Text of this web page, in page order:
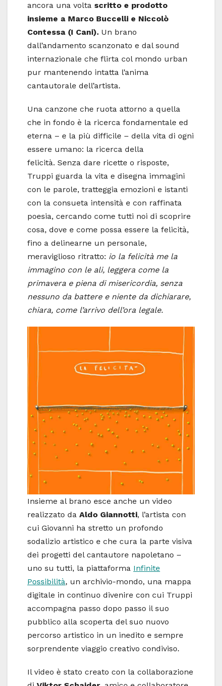
ancora una volta scritto e prodotto
insieme a Marco Buccelli e Niccolò
Contessa (I Cani). Un brano
dall’andamento scanzonato e dal sound
internazionale che flirta col mondo urban
pur mantenendo intatta l’anima
cantautorale dell’artista.
Una canzone che ruota attorno a quella
che in fondo è la ricerca fondamentale ed
eterna – e la più difficile – della vita di ogni
essere umano: la ricerca della
felicità. Senza dare ricette o risposte,
Truppi guarda la vita e disegna immagini
con le parole, tratteggia emozioni e istanti
con la consueta intensità e con raffinata
poesia, cercando come tutti noi di scoprire
cosa, dove e come possa essere la felicità,
fino a delinearne un personale,
meraviglioso ritratto: io la felicità me la
immagino con le ali, leggera come la
primavera e piena di misericordia, senza
nessuno da battere e niente da dichiarare,
chiara, come l’arrivo dell’ora legale.
Insieme al brano esce anche un video
realizzato da Aldo Giannotti, l’artista con
cui Giovanni ha stretto un profondo
sodalizio artistico e che cura la parte visiva
dei progetti del cantautore napoletano –
uno su tutti, la piattaforma Infinite
Possibilità, un archivio-mondo, una mappa
digitale in continuo divenire con cui Truppi
accompagna passo dopo passo il suo
pubblico alla scoperta del suo nuovo
percorso artistico in un inedito e sempre
sorprendente viaggio creativo condiviso.
Il video è stato creato con la collaborazione